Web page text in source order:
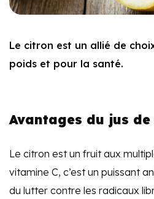
Le citron est un allié de
poids et pour la santé.
Avantages du jus
Le citron est un fruit aux
vitamine C, c’est un puissant
du lutter contre les radicaux